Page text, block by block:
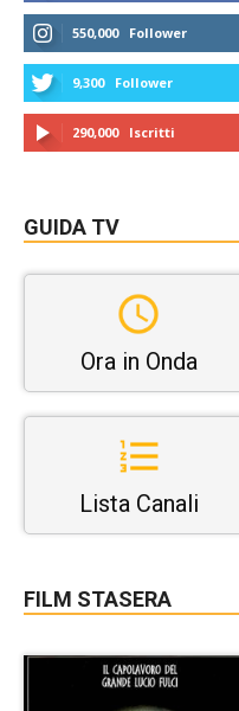
550,000 Follower
9,300 Follower
290,000 Iscritti
GUIDA TV
Ora in Onda
Lista Canali
FILM STASERA